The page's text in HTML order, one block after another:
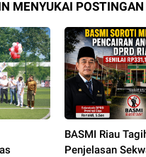
MENYUKAI
BASMI Riau
Penjelasan